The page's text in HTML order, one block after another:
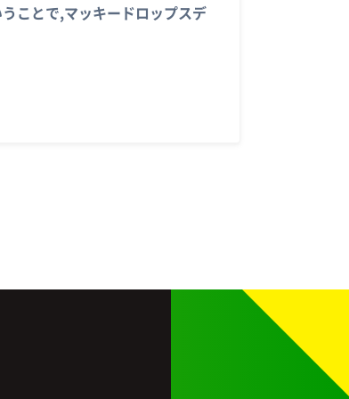
ことで,マッキードロップスデ